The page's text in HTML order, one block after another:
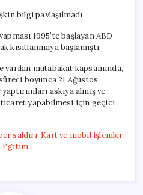
bilgi paylaşılmadı.
1995’te başlayan ABD
kısıtlanmaya başlamıştı.
varılan mutabakat kapsamında,
boyunca 21 Ağustos
askıya almış ve
ticaret yapabilmesi için geçici
saldırı: Kart ve mobil işlemler
Egitim.